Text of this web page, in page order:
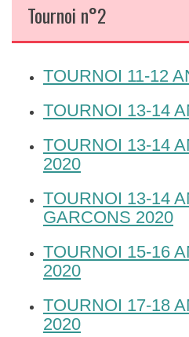
Tournoi n°2
TOURNOI 11-12
TOURNOI 13-14
TOURNOI 13-14
2020
TOURNOI 13-14
GARCONS 2020
TOURNOI 15-16
2020
TOURNOI 17-18
2020